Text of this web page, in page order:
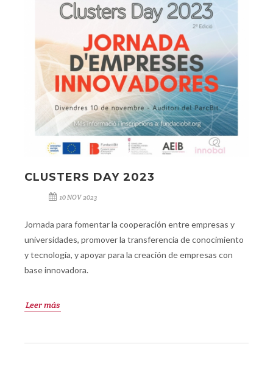
CLUSTERS DAY 2023
10 NOV 2023
Jornada para fomentar la cooperación entre empresas y
universidades, promover la transferencia de conocimiento
y tecnología, y apoyar para la creación de empresas con
base innovadora.
Leer más